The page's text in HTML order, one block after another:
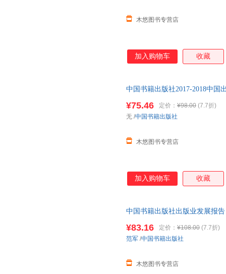
木悠图书专营店
加入购物车 收藏
中国书籍出版社2017-2018中国
¥75.46 定价： ¥98.00 (7.7折)
木悠图书专营店
无 /中国书籍出版社
加入购物车 收藏
中国书籍出版社出版业发展报
¥83.16 定价： ¥108.00 (7.7折)
木悠图书专营店
范军 /中国书籍出版社